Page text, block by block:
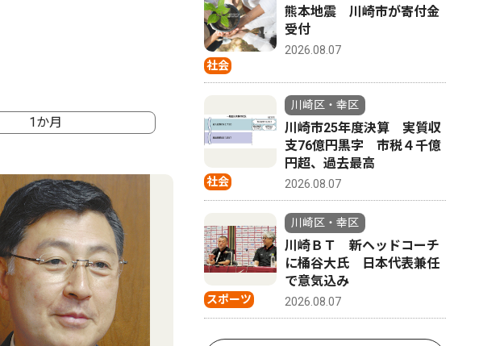
1か月
4
社会
熊本地震 川崎市が寄付金
受付
2026.08.07
社会
川崎区・幸区
川崎市25年度決算 実質収
支76億円黒字 市税４千億
円超、過去最高
2026.08.07
スポーツ
川崎区・幸区
川崎ＢＴ 新ヘッドコーチ
に桶谷大氏 日本代表兼任
で意気込み
2026.08.07